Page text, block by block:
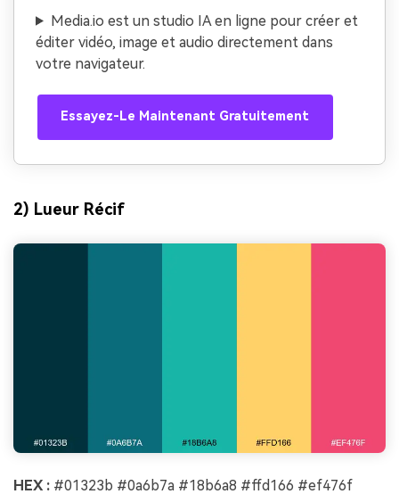
Media.io est un studio IA en ligne pour créer et
éditer vidéo, image et audio directement dans
votre navigateur.
Essayez-Le Maintenant Gratuitement
2) Lueur Récif
HEX : #01323b #0a6b7a #18b6a8 #ffd166 #ef476f